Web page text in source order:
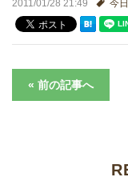
高卒認定試験にかかる
どうやって勉強する？
2011/01/28 21:49 今
« 前の記事へ